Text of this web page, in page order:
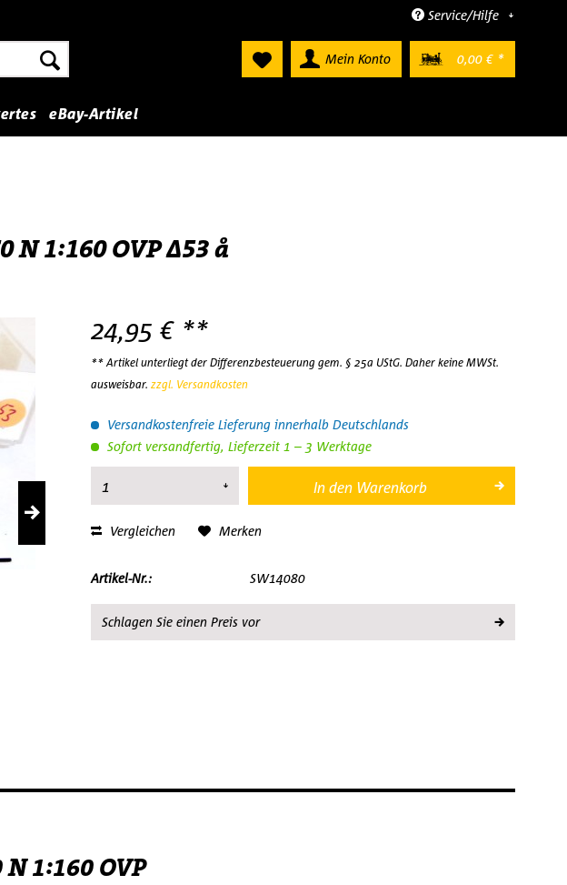
Service/Hilfe
Mein Konto 0,00 € *
eBay-Artikel
N 1:160 OVP ∆53 å
24,95 € **
** Artikel unterliegt der Differenzbesteuerung gem. § 25a UStG. Daher keine MWSt.
ausweisbar. zzgl. Versandkosten
Versandkostenfreie Lieferung innerhalb Deutschlands
Sofort versandfertig, Lieferzeit 1 – 3 Werktage
In den Warenkorb
Vergleichen Merken
Artikel-Nr.: SW14080
Schlagen Sie einen Preis vor
1:160 OVP